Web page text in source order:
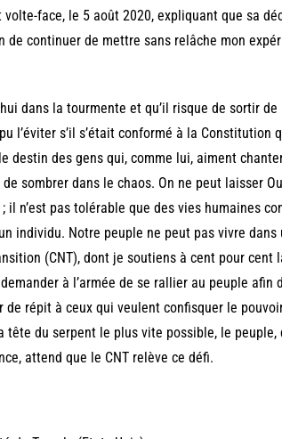
volte-face, le 5 août 2020, expliquant que sa
de continuer de mettre sans relâche mon
dans la tourmente et qu’il risque de sortir
l’éviter s’il s’était conformé à la Constitution
destin des gens qui, comme lui, aiment
sombrer dans le chaos. On ne peut laisser
il n’est pas tolérable que des vies humaines
individu. Notre peuple ne peut pas vivre dans
(CNT), dont je soutiens à cent pour cent
à l’armée de se rallier au peuple afin
répit à ceux qui veulent confisquer le
tête du serpent le plus vite possible, le
attend que le CNT relève ce défi.